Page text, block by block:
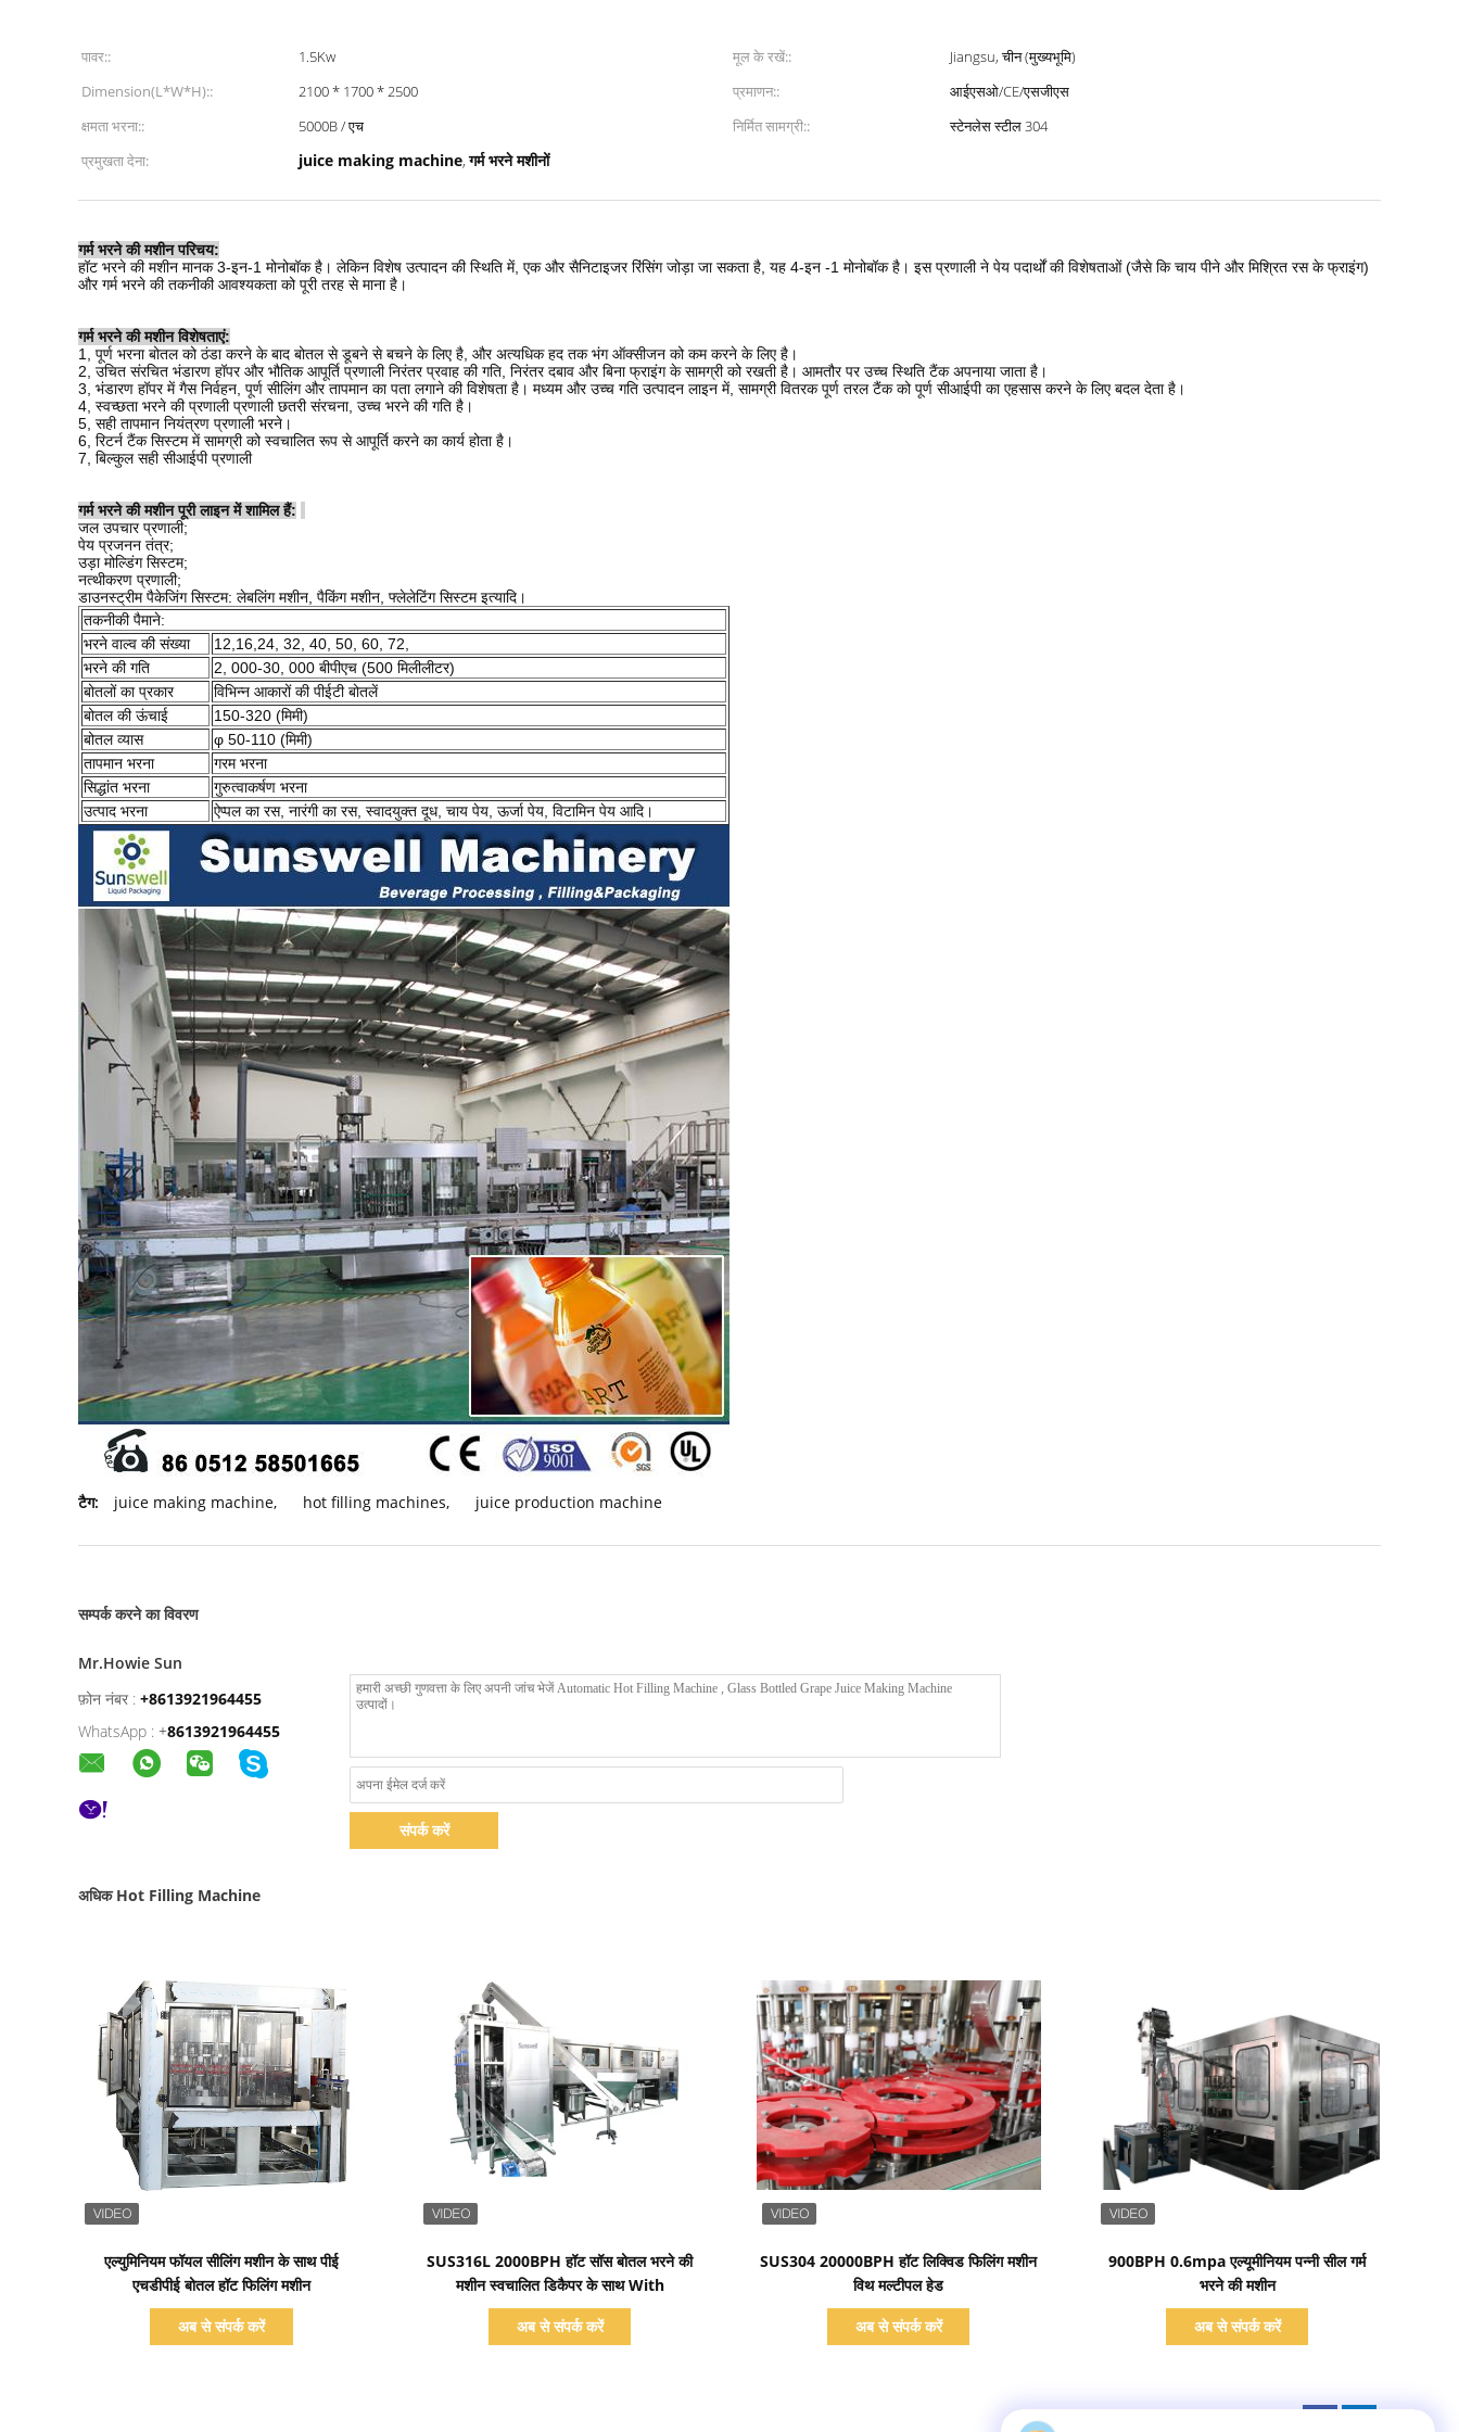
पावर:: 1.5Kw मूल के रखें::
Jiangsu, चीन (मुख्यभूमि)
Dimension(L*W*H)::
2100 * 1700 * 2500 प्रमाणन::
आईएसओ/CE/एसजीएस
क्षमता भरना::
5000B / एच निर्मित सामग्री::
स्टेनलेस स्टील 304
प्रमुखता देना:
juice making machine,गर्म भरने मशीनों
गर्म भरने की मशीन परिचय:
हॉट भरने की मशीन मानक 3-इन-1 मोनोबॉक है। लेकिन विशेष उत्पादन की स्थिति में, एक और सैनिटाइजर रिंसिंग जोड़ा जा सकता है, यह 4-इन -1 मोनोबॉक है। इस प्रणाली ने पेय पदार्थों की विशेषताओं (जैसे कि चाय पीने और मिश्रित रस के फ्राइंग)
और गर्म भरने की तकनीकी आवश्यकता को पूरी तरह से माना है।
गर्म भरने की मशीन विशेषताएं:
1, पूर्ण भरना बोतल को ठंडा करने के बाद बोतल से डूबने से बचने के लिए है, और अत्यधिक हद तक भंग ऑक्सीजन को कम करने के लिए है।
2, उचित संरचित भंडारण हॉपर और भौतिक आपूर्ति प्रणाली निरंतर प्रवाह की गति, निरंतर दबाव और बिना फ्राइंग के सामग्री को रखती है। आमतौर पर उच्च स्थिति टैंक अपनाया जाता है।
3, भंडारण हॉपर में गैस निर्वहन, पूर्ण सीलिंग और तापमान का पता लगाने की विशेषता है। मध्यम और उच्च गति उत्पादन लाइन में, सामग्री वितरक पूर्ण तरल टैंक को पूर्ण सीआईपी का एहसास करने के लिए बदल देता है।
4, स्वच्छता भरने की प्रणाली प्रणाली छतरी संरचना, उच्च भरने की गति है।
5, सही तापमान नियंत्रण प्रणाली भरने।
6, रिटर्न टैंक सिस्टम में सामग्री को स्वचालित रूप से आपूर्ति करने का कार्य होता है।
7, बिल्कुल सही सीआईपी प्रणाली
गर्म भरने की मशीन पूरी लाइन में शामिल हैं:
जल उपचार प्रणाली;
पेय प्रजनन तंत्र;
उड़ा मोल्डिंग सिस्टम;
नत्थीकरण प्रणाली;
डाउनस्ट्रीम पैकेजिंग सिस्टम: लेबलिंग मशीन, पैकिंग मशीन, फ्लेलेटिंग सिस्टम इत्यादि।
तकनीकी पैमाने:
भरने वाल्व की संख्या
12,16,24, 32, 40, 50, 60, 72,
भरने की गति
2, 000-30, 000 बीपीएच (500 मिलीलीटर)
बोतलों का प्रकार
विभिन्न आकारों की पीईटी बोतलें
बोतल की ऊंचाई
150-320 (मिमी)
बोतल व्यास
φ 50-110 (मिमी)
तापमान भरना
गरम भरना
सिद्धांत भरना
गुरुत्वाकर्षण भरना
उत्पाद भरना
ऐप्पल का रस, नारंगी का रस, स्वादयुक्त दूध, चाय पेय, ऊर्जा पेय, विटामिन पेय आदि।
टैग: juice making machine, hot filling machines, juice production machine
सम्पर्क करने का विवरण
Mr.Howie Sun
फ़ोन नंबर : +8613921964455
WhatsApp : +8613921964455
संपर्क करें
अधिक Hot Filling Machine
प्रदर्शन का विवरण
एल्युमिनियम फॉयल सीलिंग मशीन के साथ पीई
एचडीपीई बोतल हॉट फिलिंग मशीन
अब से संपर्क करें
प्रदर्शन का विवरण
SUS316L 2000BPH हॉट सॉस बोतल भरने की
मशीन स्वचालित डिकैपर के साथ With
अब से संपर्क करें
प्रदर्शन का विवरण
SUS304 20000BPH हॉट लिक्विड फिलिंग मशीन
विथ मल्टीपल हेड
अब से संपर्क करें
प्रदर्शन का विवरण
900BPH 0.6mpa एल्यूमीनियम पन्नी सील गर्म
भरने की मशीन
अब से संपर्क करें